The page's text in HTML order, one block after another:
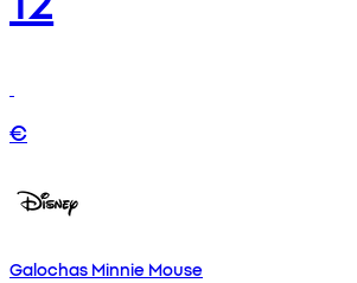
€
Galochas Minnie Mouse